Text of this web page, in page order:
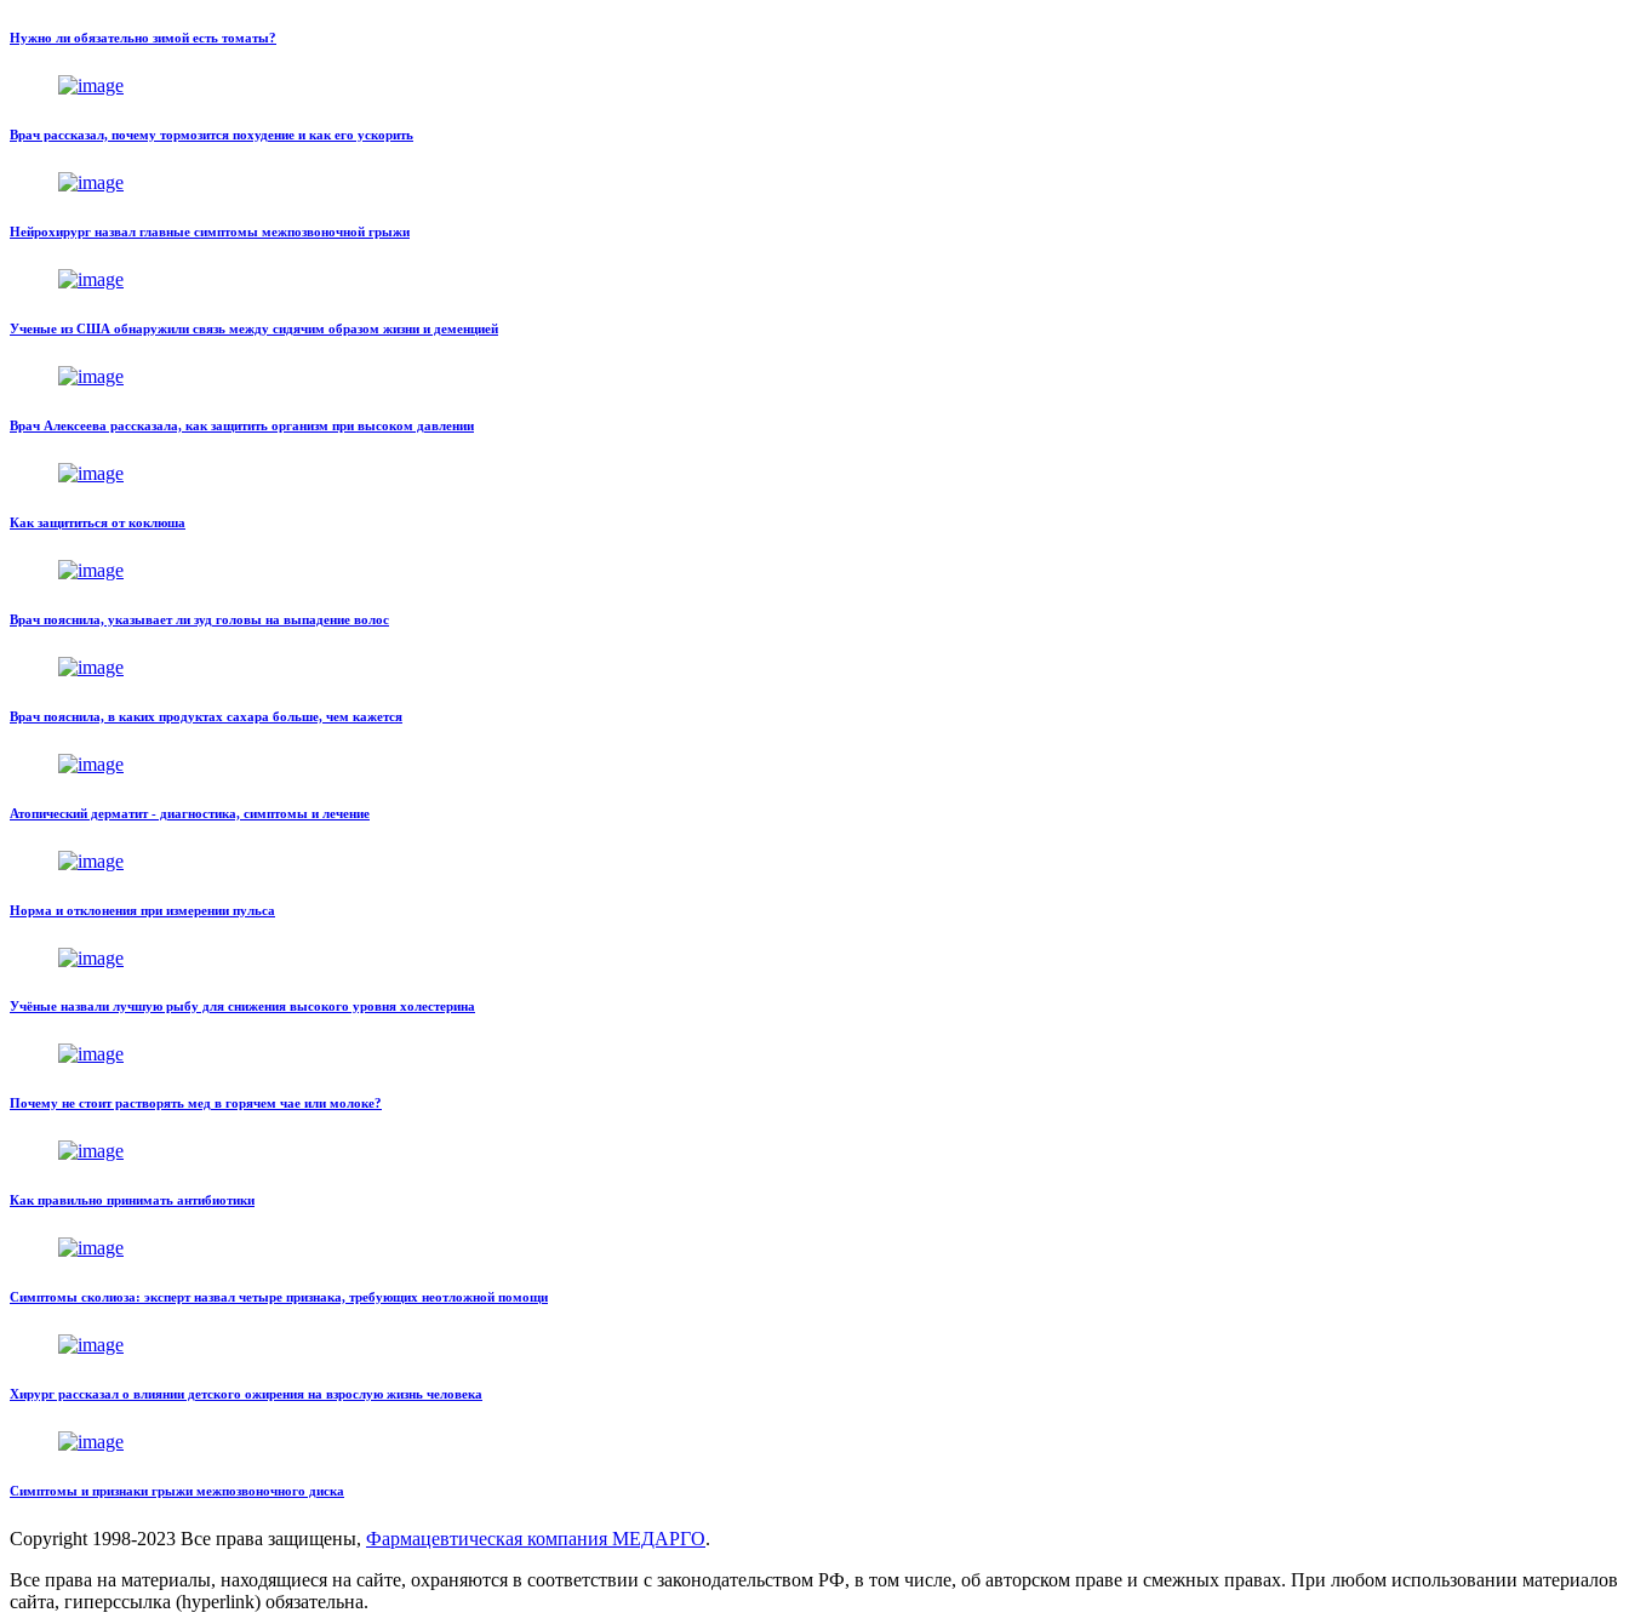
Нужно ли обязательно зимой есть томаты?
Врач рассказал, почему тормозится похудение и как его ускорить
Нейрохирург назвал главные симптомы межпозвоночной грыжи
Ученые из США обнаружили связь между сидячим образом жизни и деменцией
Врач Алексеева рассказала, как защитить организм при высоком давлении
Как защититься от коклюша
Врач пояснила, указывает ли зуд головы на выпадение волос
Врач пояснила, в каких продуктах сахара больше, чем кажется
Атопический дерматит - диагностика, симптомы и лечение
Норма и отклонения при измерении пульса
Учёные назвали лучшую рыбу для снижения высокого уровня холестерина
Почему не стоит растворять мед в горячем чае или молоке?
Как правильно принимать антибиотики
Симптомы сколиоза: эксперт назвал четыре признака, требующих неотложной помощи
Хирург рассказал о влиянии детского ожирения на взрослую жизнь человека
Симптомы и признаки грыжи межпозвоночного диска
Copyright 1998-2023 Все права защищены, Фармацевтическая компания МЕДАРГО.
Все права на материалы, находящиеся на сайте, охраняются в соответствии с законодательством РФ, в том числе, об авторском праве и смежных правах. При любом использовании материалов
сайта, гиперссылка (hyperlink) обязательна.